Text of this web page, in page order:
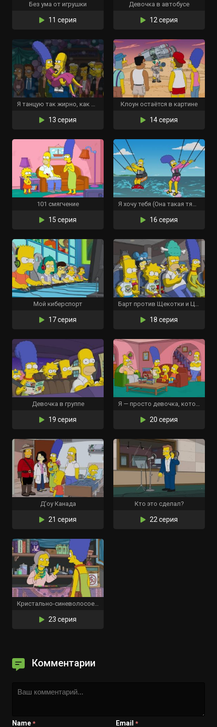
Без ума от игрушки
11 серия
Девочка в автобусе
12 серия
Я танцую так жирно, как могу
13 серия
Клоун остаётся в картине
14 серия
101 смягчение
15 серия
Я хочу тебя (Она такая тяжёлая)
16 серия
Мой киберспорт
17 серия
Барт против Щекотки и Царапки
18 серия
Девочка в группе
19 серия
Я — просто девочка, которая не может ответить «Д’оу»
20 серия
Д’оу Канада
21 серия
Кто это сделал?
22 серия
Кристально-синеволосое убеждение
23 серия
Комментарии
Name * Email *